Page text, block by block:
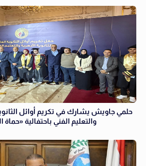
حلمي جاويش يشارك في تكريم أوائل
والتعليم الفني باحتفالية